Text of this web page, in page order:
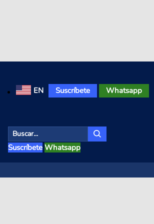
EN Suscríbete Whatsapp
Suscríbete Whatsapp